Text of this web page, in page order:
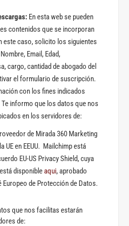
En esta web se pueden
contenidos que se incorporan
este caso, solicito los siguientes
Email, Edad,
cargo, cantidad de abogado del
el formulario de suscripción.
con los fines indicados
informo que los datos que nos
en los servidores de:
de Mirada 360 Marketing
UE en EEUU. Mailchimp está
EU-US Privacy Shield, cuya
disponibleaqui, aprobado
Europeo de Protección de Datos.
que nos facilitas estarán
de: